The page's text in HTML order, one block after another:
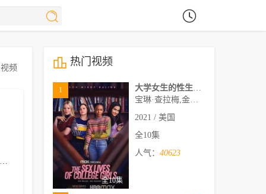
频
库什·珍宝 达斯汀·德姆瑞·伯恩斯
热门视频
全10集
1
大学女生的性生活第一季
宝琳·查拉梅,金伯利·马图拉,米多莉·弗朗西斯,劳伦·斯宾瑟,史蒂芬·瓜里诺,卡维·拉德尼尔,马特·马洛伊,嘉文·莱特伍德,肯尼迪·利·斯洛克姆,马修·戈尔德,莱西·哈特塞尔,罗布·许贝尔,莱克斯·金,佩吉·陆,雪莉·谢波德,妮可·沙利文,吉利安·阿美娜特
2021 / 美国
全10集
人气：40623